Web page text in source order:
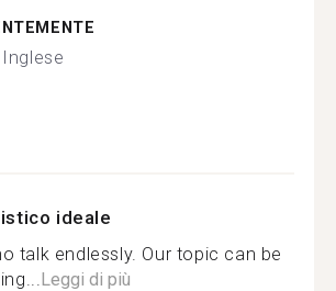
Inglese
ideale
talk endlessly. Our topic can be
Leggi di più